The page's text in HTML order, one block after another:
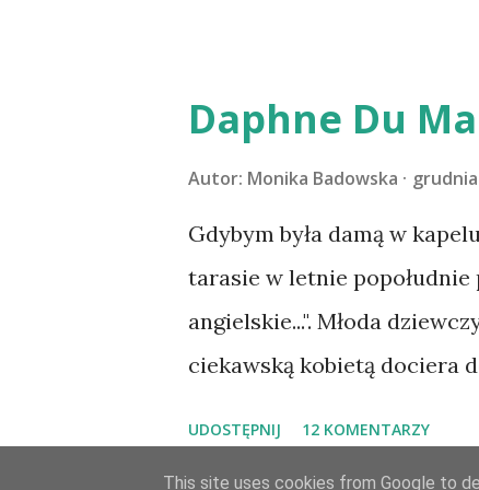
Daphne Du
Autor: Monika Badowska
Gdybym była damą w
tarasie w letnie popołudnie
angielskie...". Młoda
ciekawską kobietą dociera
owdowiałego przed
UDOSTĘPNIJ 12 KOMENTARZY
This site uses cookies from Google to